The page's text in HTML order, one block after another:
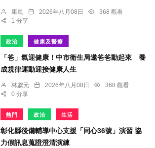
康嵐 2026年八月08日
368 觀看
1 分享
政治 健康及醫療
「爸」氣迎健康！中市衛生局邀爸爸動起來 養
成規律運動迎接健康人生
林獻元 2026年八月08日
368 觀看
0 分享
熱門 政治 生活
彰化縣後備輔導中心支援「同心36號」演習 協
力假訊息蒐證澄清演練